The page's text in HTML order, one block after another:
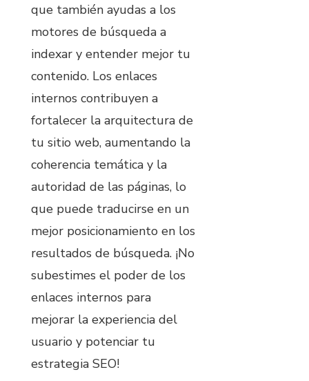
que también ayudas a los
motores de búsqueda a
indexar y entender mejor tu
contenido. Los enlaces
internos contribuyen a
fortalecer la arquitectura de
tu sitio web, aumentando la
coherencia temática y la
autoridad de las páginas, lo
que puede traducirse en un
mejor posicionamiento en los
resultados de búsqueda. ¡No
subestimes el poder de los
enlaces internos para
mejorar la experiencia del
usuario y potenciar tu
estrategia SEO!